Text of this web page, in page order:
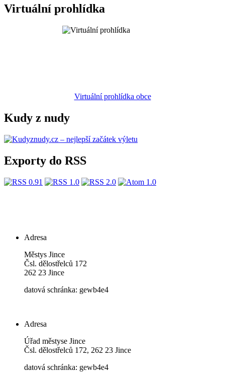
Virtuální prohlídka
Virtuální prohlídka obce
Kudy z nudy
Exporty do RSS
Adresa
Městys Jince
Čsl. dělostřelců 172
262 23 Jince
datová schránka: gewb4e4
Adresa
Úřad městyse Jince
Čsl. dělostřelců 172, 262 23 Jince
datová schránka: gewb4e4